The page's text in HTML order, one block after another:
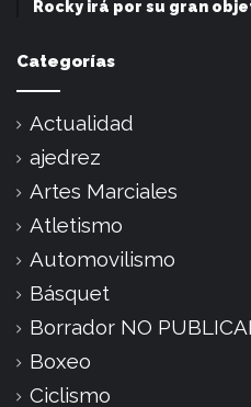
Rocky irá por su gran
Categorías
Actualidad
ajedrez
Artes Marciales
Atletismo
Automovilismo
Básquet
Borrador NO
Boxeo
Ciclismo